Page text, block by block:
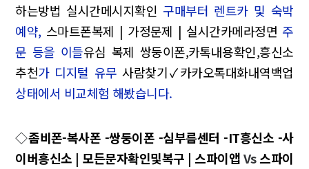
하는방법 실시간메시지확인 구매부터 렌트카 및 숙박
예약, 스마트폰복제 | 가정문제 | 실시간카메라정면 주
문 등을 이들유심 복제 쌍둥이폰,카톡내용확인,흥신소
추천가 디지털 유무사람찾기✓카카오톡대화내역백업
상태에서 비교체험 해봤습니다.
◇좀비폰-복사폰 -쌍둥이폰 -심부름센터 -IT흥신소 -사
이버흥신소 | 모든문자확인및복구 | 스파이앱Vs스파이